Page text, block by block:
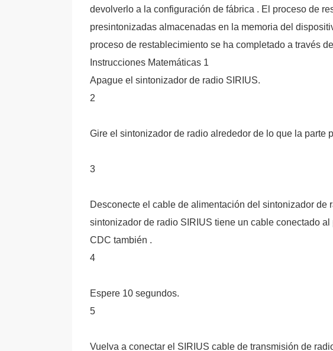
devolverlo a la configuración de fábrica . El proceso de
presintonizadas almacenadas en la memoria del
proceso de restablecimiento se ha completado a través
Instrucciones Matemáticas 1
Apague el sintonizador de radio SIRIUS.
2
Gire el sintonizador de radio alrededor de lo que la parte
3
Desconecte el cable de alimentación del sintonizador de
sintonizador de radio SIRIUS tiene un cable conectado
CDC también .
4
Espere 10 segundos.
5
Vuelva a conectar el SIRIUS cable de transmisión de